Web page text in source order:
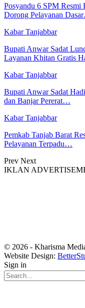
Posyandu 6 SPM
Dorong Pelayanan
Kabar Tanjabbar
Bupati Anwar Sadat
Layanan Khitan Gratis
Kabar Tanjabbar
Bupati Anwar Sadat
dan Banjar Pererat…
Kabar Tanjabbar
Pemkab Tanjab Barat
Pelayanan Terpadu…
Prev Next
IKLAN
© 2026 - Kharisma
Website Design:
Sign in